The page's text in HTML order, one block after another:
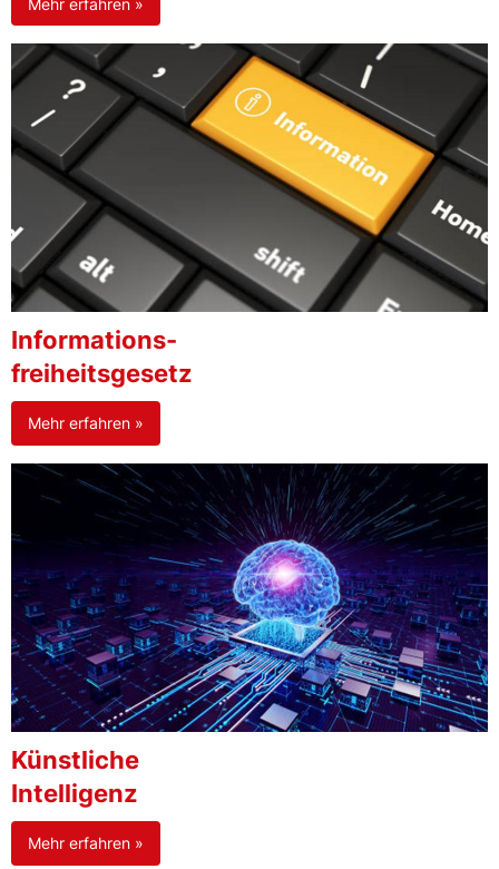
Informations-
freiheitsgesetz
Mehr erfahren »
Künstliche
Intelligenz
Mehr erfahren »